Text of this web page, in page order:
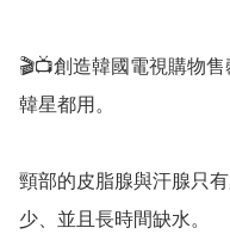
🎬📺創造韓國電視購物
韓星都用。
頸部的皮脂腺與汗腺只
少、並且長時間缺水。